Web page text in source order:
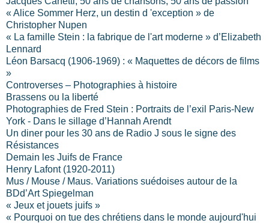
« Alice Sommer Herz, un destin d 'exception » de
Christopher Nupen
« La famille Stein : la fabrique de l'art moderne » d’Elizabeth
Lennard
Léon Barsacq (1906-1969) : « Maquettes de décors de films
»
Controverses – Photographies à histoire
Brassens ou la liberté
Photographies de Fred Stein : Portraits de l’exil Paris-New
York - Dans le sillage d’Hannah Arendt
Un diner pour les 30 ans de Radio J sous le signe des
Résistances
Demain les Juifs de France
Henry Lafont (1920-2011)
Mus / Mouse / Maus. Variations suédoises autour de la
BDd’Art Spiegelman
« Jeux et jouets juifs »
« Pourquoi on tue des chrétiens dans le monde aujourd'hui